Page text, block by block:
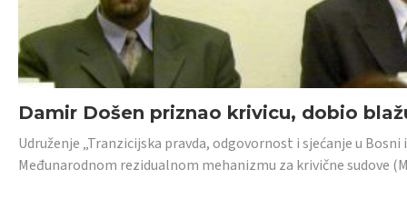
Damir Došen priznao krivicu, dobio
Udruženje „Tranzicijska pravda, odgovornost i sjećanje u
Međunarodnom rezidualnom mehanizmu za krivične sudove